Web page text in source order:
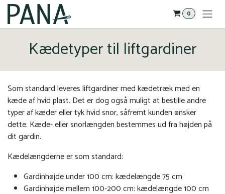
Gå til indhold
0
Kædetyper til liftgardiner
Som standard leveres liftgardiner med kædetræk med en
kæde af hvid plast. Det er dog også muligt at bestille andre
typer af kæder eller tyk hvid snor, såfremt kunden ønsker
dette. Kæde- eller snorlængden bestemmes ud fra højden på
dit gardin.
Kædelængderne er som standard:
Gardinhøjde under 100 cm: kædelængde 75 cm
Gardinhøjde mellem 100-200 cm: kædelængde 100 cm